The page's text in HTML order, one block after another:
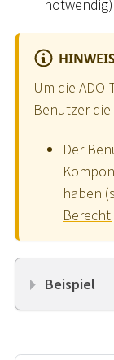
HINWEIS
Um die
Benutzer
Der
haben
Beispiel